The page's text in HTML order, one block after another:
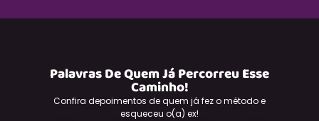
Palavras De Quem Já Percorreu Esse
Caminho!
Confira depoimentos de quem já fez o método e
esqueceu o(a) ex!